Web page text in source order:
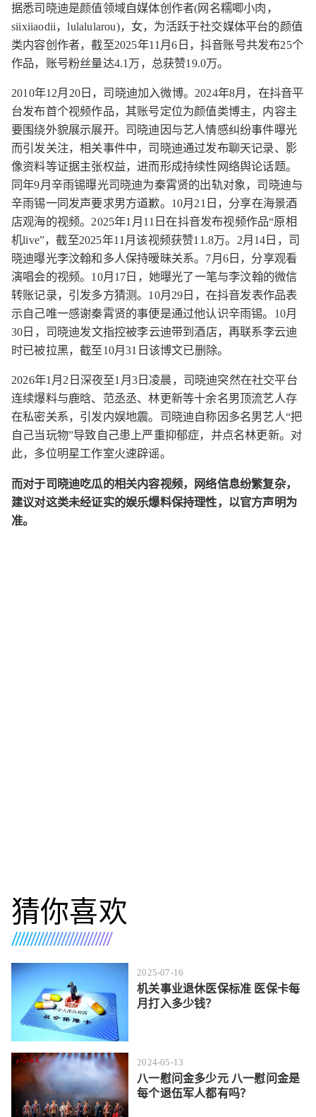
据悉司晓迪是颜值领域自媒体创作者(网名糯唧小肉，
siixiiaodii，lulalularou)，女，为活跃于社交媒体平台的颜值
类内容创作者，截至2025年11月6日，抖音账号共发布25个
作品，账号粉丝量达4.1万，总获赞19.0万。
2010年12月20日，司晓迪加入微博。2024年8月，在抖音平
台发布首个视频作品，其账号定位为颜值类博主，内容主
要围绕外貌展示展开。司晓迪因与艺人情感纠纷事件曝光
而引发关注，相关事件中，司晓迪通过发布聊天记录、影
像资料等证据主张权益，进而形成持续性网络舆论话题。
同年9月辛雨锡曝光司晓迪为秦霄贤的出轨对象，司晓迪与
辛雨锡一同发声要求男方道歉。10月21日，分享在海景酒
店观海的视频。2025年1月11日在抖音发布视频作品“原相
机live”，截至2025年11月该视频获赞11.8万。2月14日，司
晓迪曝光李汶翰和多人保持暧昧关系。7月6日，分享观看
演唱会的视频。10月17日，她曝光了一笔与李汶翰的微信
转账记录，引发多方猜测。10月29日，在抖音发表作品表
示自己唯一感谢秦霄贤的事便是通过他认识辛雨锡。10月
30日，司晓迪发文指控被李云迪带到酒店，再联系李云迪
时已被拉黑，截至10月31日该博文已删除。
2026年1月2日深夜至1月3日凌晨，司晓迪突然在社交平台
连续爆料与鹿晗、范丞丞、林更新等十余名男顶流艺人存
在私密关系，引发内娱地震。司晓迪自称因多名男艺人“把
自己当玩物”导致自己患上严重抑郁症，并点名林更新。对
此，多位明星工作室火速辟谣。
而对于司晓迪吃瓜的相关内容视频，网络信息纷繁复杂，
建议对这类未经证实的娱乐爆料保持理性，以官方声明为
准。
猜你喜欢
2025-07-16
机关事业退休医保标准 医保卡每
月打入多少钱？
2024-05-13
八一慰问金多少元 八一慰问金是
每个退伍军人都有吗？